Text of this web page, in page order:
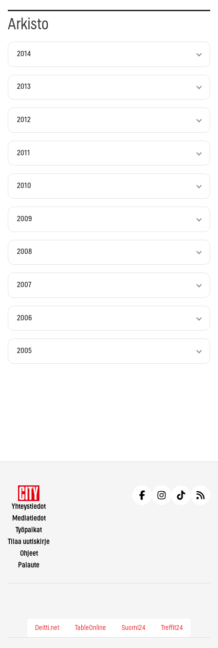
Arkisto
2014
2013
2012
2011
2010
2009
2008
2007
2006
2005
Yhteystiedot
Mediatiedot
Työpaikat
Tilaa uutiskirje
Ohjeet
Palaute
Deitti.net TableOnline Suomi24 Treffit24